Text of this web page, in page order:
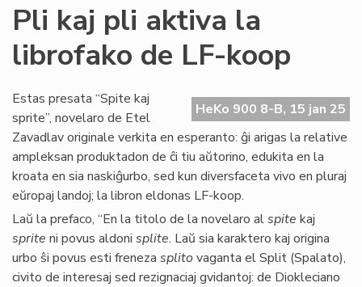
Pli kaj pli aktiva la
librofako de LF-koop
HeKo 900 8-B, 15 jan 25
Estas presata “Spite kaj
sprite”, novelaro de Etel
Zavadlav originale verkita en esperanto: ĝi arigas la relative
ampleksan produktadon de ĉi tiu aŭtorino, edukita en la
kroata en sia naskiĝurbo, sed kun diversfaceta vivo en pluraj
eŭropaj landoj; la libron eldonas LF-koop.
Laŭ la prefaco, “En la titolo de la novelaro alspite kaj
sprite ni povus aldoni splite. Laŭ sia karaktero kaj origina
urbo ŝi povus esti freneza splitovaganta el Split (Spalato),
civito de interesaj sed rezignaciaj gvidantoj: de Diokleciano